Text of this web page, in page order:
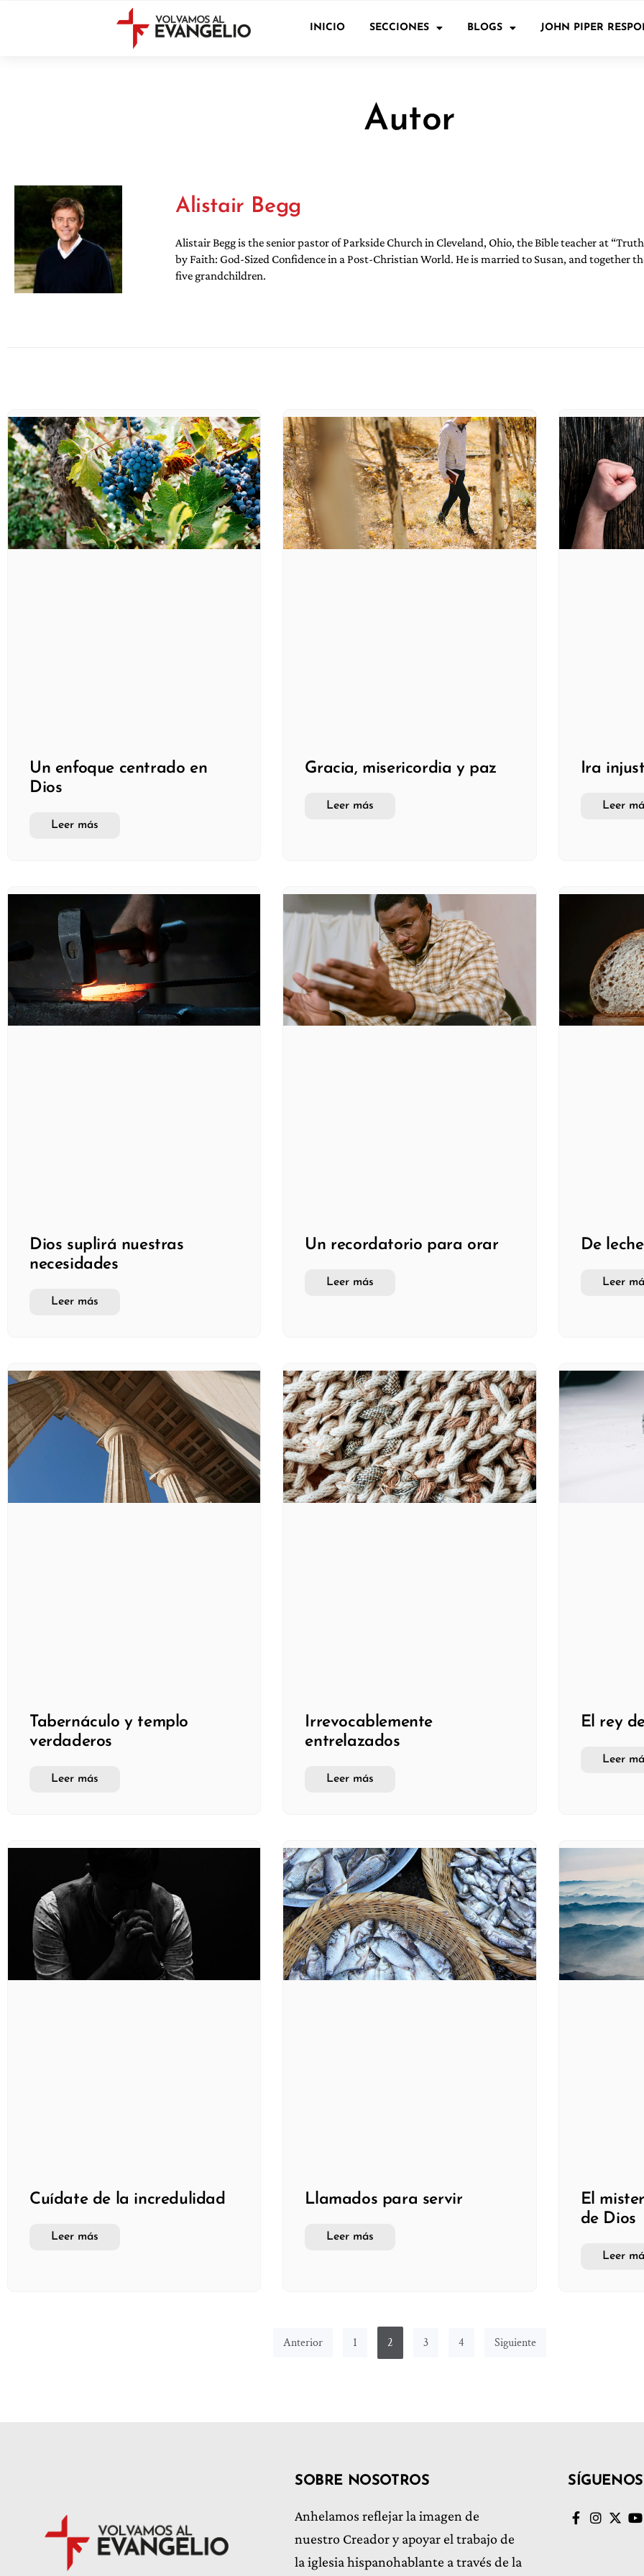
INICIO SECCIONES BLOGS JOHN PIPER
Autor
Alistair Begg
Alistair Begg is the senior pastor of Parkside Church in Cleveland, Ohio, the Bible teacher at
by Faith: God-Sized Confidence in a Post-Christian World. He is married to Susan, and together
five grandchildren.
Un enfoque centrado en
Dios
Leer más
Gracia, misericordia y paz
Leer más
Ira
Leer
Dios suplirá nuestras
necesidades
Leer más
Un recordatorio para orar
Leer más
De
Leer
Tabernáculo y templo
verdaderos
Leer más
Irrevocablemente
entrelazados
Leer más
El rey
Leer
Cuídate de la incredulidad
Leer más
Llamados para servir
Leer más
El
de Dios
Leer
Anterior 1 2 3 4 Siguiente
SOBRE NOSOTROS
Anhelamos reflejar la imagen de
nuestro Creador y apoyar el trabajo de
la iglesia hispanohablante a través de la
SÍGUENOS